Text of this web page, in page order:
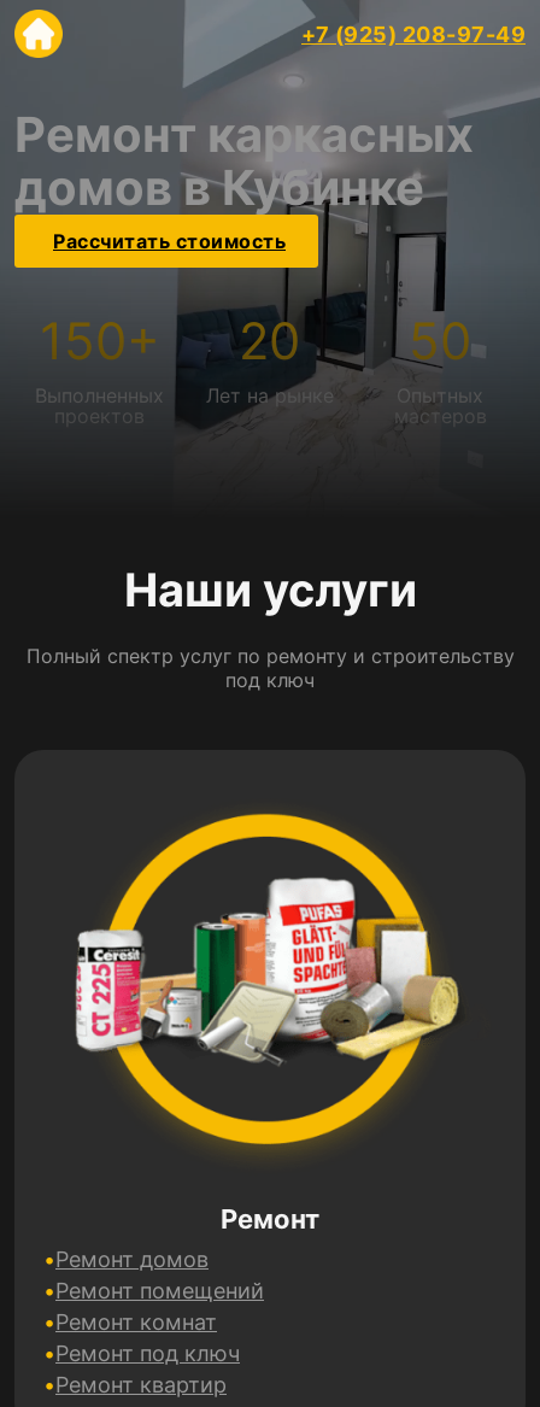
+7 (925) 208-97-49
Ремонт каркасных
домов в Кубинке
Рассчитать стоимость
150+
Выполненных
проектов
20
Лет на рынке
50
Опытных
мастеров
Наши услуги
Полный спектр услуг по ремонту и строительству
под ключ
Ремонт
Ремонт домов
Ремонт помещений
Ремонт комнат
Ремонт под ключ
Ремонт квартир